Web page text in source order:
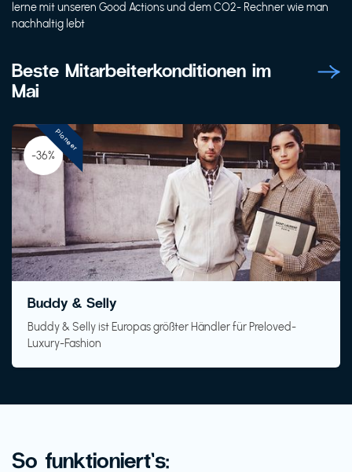
lerne mit unseren Good Actions und dem CO2- Rechner wie man
nachhaltig lebt
Beste Mitarbeiterkonditionen im
Mai
-36%
Buddy & Selly
Buddy & Selly ist Europas größter Händler für Preloved-
Luxury-Fashion
Pioneer
So funktioniert’s: